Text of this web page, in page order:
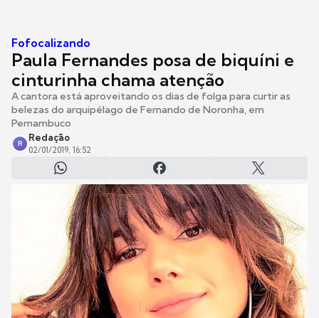
Fofocalizando
Paula Fernandes posa de biquíni e
cinturinha chama atenção
A cantora está aproveitando os dias de folga para curtir as
belezas do arquipélago de Fernando de Noronha, em
Pernambuco
R
Redação
02/01/2019, 16:52